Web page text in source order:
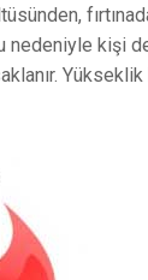
nedeniyle kişi